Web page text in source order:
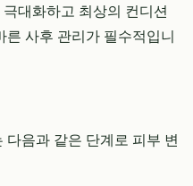
대화하고 최상의 컨디션
사후 관리가 필수적입니
음과 같은 단계로 피부 변